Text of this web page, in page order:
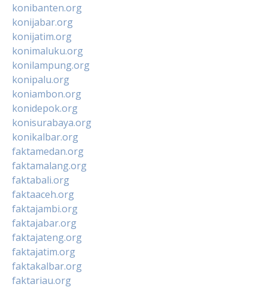
konibanten.org
konijabar.org
konijatim.org
konimaluku.org
konilampung.org
konipalu.org
koniambon.org
konidepok.org
konisurabaya.org
konikalbar.org
faktamedan.org
faktamalang.org
faktabali.org
faktaaceh.org
faktajambi.org
faktajabar.org
faktajateng.org
faktajatim.org
faktakalbar.org
faktariau.org